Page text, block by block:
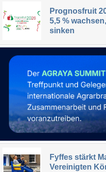
Prognosfruit
5,5 %
sinken
Fyffes stärkt
Vereinigten